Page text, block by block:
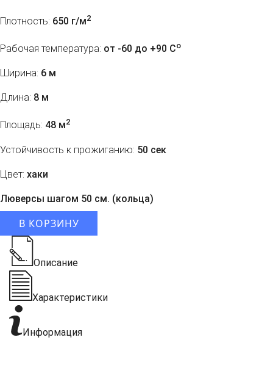
Плотность: 650 г/м2
Рабочая температура: от -60 до +90 Co
Ширина: 6 м
Длина: 8 м
Площадь: 48 м2
Устойчивость к прожиганию: 50 сек
Цвет: хаки
Люверсы шагом 50 см. (кольца)
В КОРЗИНУ
Описание
Характеристики
Информация